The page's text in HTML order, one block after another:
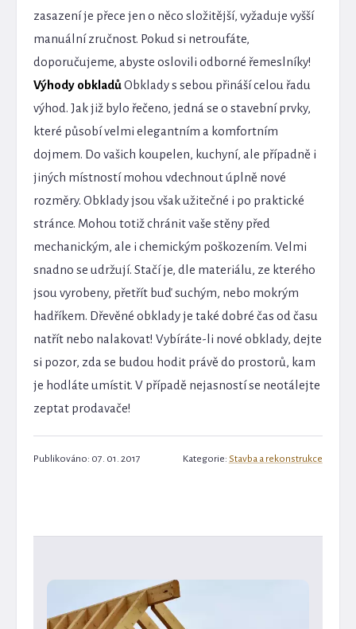
zasazení je přece jen o něco složitější, vyžaduje vyšší
manuální zručnost. Pokud si netroufáte,
doporučujeme, abyste oslovili odborné řemeslníky!
Výhody obkladůObklady s sebou přináší celou řadu
výhod. Jak již bylo řečeno, jedná se o stavební prvky,
které působí velmi elegantním a komfortním
dojmem. Do vašich koupelen, kuchyní, ale případně i
jiných místností mohou vdechnout úplně nové
rozměry. Obklady jsou však užitečné i po praktické
stránce. Mohou totiž chránit vaše stěny před
mechanickým, ale i chemickým poškozením. Velmi
snadno se udržují. Stačí je, dle materiálu, ze kterého
jsou vyrobeny, přetřít buď suchým, nebo mokrým
hadříkem. Dřevěné obklady je také dobré čas od času
natřít nebo nalakovat! Vybíráte-li nové obklady, dejte
si pozor, zda se budou hodit právě do prostorů, kam
je hodláte umístit. V případě nejasností se neotálejte
zeptat prodavače!
Publikováno: 07. 01. 2017 Kategorie: Stavba a rekonstrukce